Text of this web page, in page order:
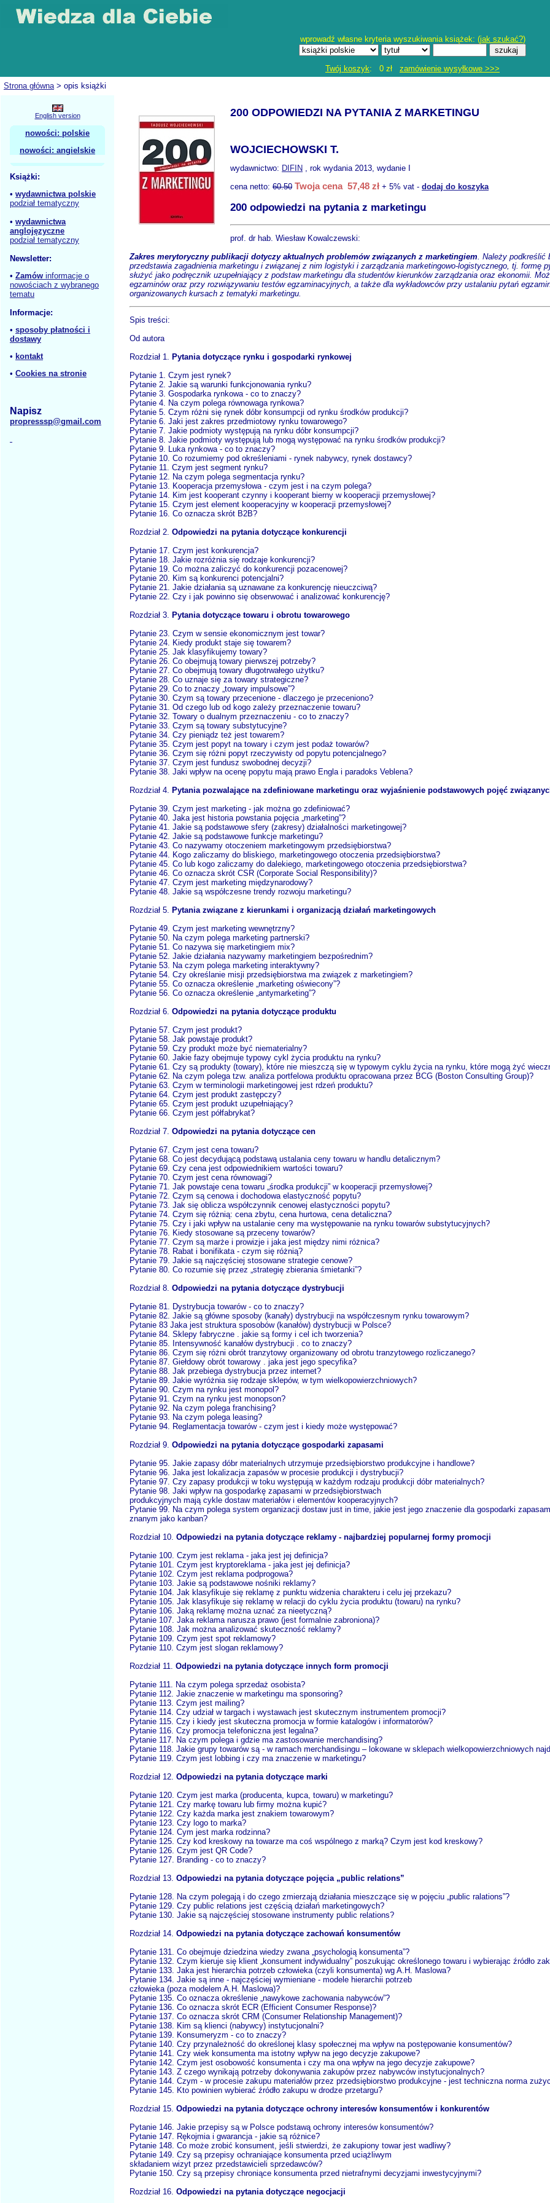
wprowadź własne kryteria wyszukiwania książek: (jak szukać?)
Twój koszyk: 0 zł zamówienie wysyłkowe >>>
Strona główna> opis książki
English version
nowości: polskie
nowości: angielskie
Książki:
• wydawnictwa polskie
podział tematyczny
• wydawnictwa
anglojęzyczne
podział tematyczny
Newsletter:
• Zamów informacje o
nowościach z wybranego
tematu
Informacje:
• sposoby płatności i
dostawy
• kontakt
• Cookies na stronie
Napisz
propresssp@gmail.com
200 ODPOWIEDZI NA PYTANIA Z MARKETINGU
WOJCIECHOWSKI T.
wydawnictwo: DIFIN , rok wydania 2013, wydanie I
cena netto: 60.50 Twoja cena 57,48 zł + 5% vat - dodaj do koszyka
200 odpowiedzi na pytania z marketingu
prof. dr hab. Wiesław Kowalczewski:
Zakres merytoryczny publikacji dotyczy aktualnych problemów związanych z marketingiem. Należy podkreślić
przedstawia zagadnienia marketingu i związanej z nim logistyki i zarządzania marketingowo-logistycznego, tj. formę
służyć jako podręcznik uzupełniający z podstaw marketingu dla studentów kierunków zarządzania oraz ekonomii.
egzaminów oraz przy rozwiązywaniu testów egzaminacyjnych, a także dla wykładowców przy ustalaniu pytań
organizowanych kursach z tematyki marketingu.
Spis treści:
Od autora
Rozdział 1. Pytania dotyczące rynku i gospodarki rynkowej
Pytanie 1. Czym jest rynek?
Pytanie 2. Jakie są warunki funkcjonowania rynku?
Pytanie 3. Gospodarka rynkowa - co to znaczy?
Pytanie 4. Na czym polega równowaga rynkowa?
Pytanie 5. Czym różni się rynek dóbr konsumpcji od rynku środków produkcji?
Pytanie 6. Jaki jest zakres przedmiotowy rynku towarowego?
Pytanie 7. Jakie podmioty występują na rynku dóbr konsumpcji?
Pytanie 8. Jakie podmioty występują lub mogą występować na rynku środków produkcji?
Pytanie 9. Luka rynkowa - co to znaczy?
Pytanie 10. Co rozumiemy pod określeniami - rynek nabywcy, rynek dostawcy?
Pytanie 11. Czym jest segment rynku?
Pytanie 12. Na czym polega segmentacja rynku?
Pytanie 13. Kooperacja przemysłowa - czym jest i na czym polega?
Pytanie 14. Kim jest kooperant czynny i kooperant bierny w kooperacji przemysłowej?
Pytanie 15. Czym jest element kooperacyjny w kooperacji przemysłowej?
Pytanie 16. Co oznacza skrót B2B?
Rozdział 2. Odpowiedzi na pytania dotyczące konkurencji
Pytanie 17. Czym jest konkurencja?
Pytanie 18. Jakie rozróżnia się rodzaje konkurencji?
Pytanie 19. Co można zaliczyć do konkurencji pozacenowej?
Pytanie 20. Kim są konkurenci potencjalni?
Pytanie 21. Jakie działania są uznawane za konkurencję nieuczciwą?
Pytanie 22. Czy i jak powinno się obserwować i analizować konkurencję?
Rozdział 3. Pytania dotyczące towaru i obrotu towarowego
Pytanie 23. Czym w sensie ekonomicznym jest towar?
Pytanie 24. Kiedy produkt staje się towarem?
Pytanie 25. Jak klasyfikujemy towary?
Pytanie 26. Co obejmują towary pierwszej potrzeby?
Pytanie 27. Co obejmują towary długotrwałego użytku?
Pytanie 28. Co uznaje się za towary strategiczne?
Pytanie 29. Co to znaczy „towary impulsowe”?
Pytanie 30. Czym są towary przecenione - dlaczego je przeceniono?
Pytanie 31. Od czego lub od kogo zależy przeznaczenie towaru?
Pytanie 32. Towary o dualnym przeznaczeniu - co to znaczy?
Pytanie 33. Czym są towary substytucyjne?
Pytanie 34. Czy pieniądz też jest towarem?
Pytanie 35. Czym jest popyt na towary i czym jest podaż towarów?
Pytanie 36. Czym się różni popyt rzeczywisty od popytu potencjalnego?
Pytanie 37. Czym jest fundusz swobodnej decyzji?
Pytanie 38. Jaki wpływ na ocenę popytu mają prawo Engla i paradoks Veblena?
Rozdział 4. Pytania pozwalające na zdefiniowane marketingu oraz wyjaśnienie podstawowych pojęć
Pytanie 39. Czym jest marketing - jak można go zdefiniować?
Pytanie 40. Jaka jest historia powstania pojęcia „marketing”?
Pytanie 41. Jakie są podstawowe sfery (zakresy) działalności marketingowej?
Pytanie 42. Jakie są podstawowe funkcje marketingu?
Pytanie 43. Co nazywamy otoczeniem marketingowym przedsiębiorstwa?
Pytanie 44. Kogo zaliczamy do bliskiego, marketingowego otoczenia przedsiębiorstwa?
Pytanie 45. Co lub kogo zaliczamy do dalekiego, marketingowego otoczenia przedsiębiorstwa?
Pytanie 46. Co oznacza skrót CSR (Corporate Social Responsibility)?
Pytanie 47. Czym jest marketing międzynarodowy?
Pytanie 48. Jakie są współczesne trendy rozwoju marketingu?
Rozdział 5. Pytania związane z kierunkami i organizacją działań marketingowych
Pytanie 49. Czym jest marketing wewnętrzny?
Pytanie 50. Na czym polega marketing partnerski?
Pytanie 51. Co nazywa się marketingiem mix?
Pytanie 52. Jakie działania nazywamy marketingiem bezpośrednim?
Pytanie 53. Na czym polega marketing interaktywny?
Pytanie 54. Czy określanie misji przedsiębiorstwa ma związek z marketingiem?
Pytanie 55. Co oznacza określenie „marketing oświecony”?
Pytanie 56. Co oznacza określenie „antymarketing”?
Rozdział 6. Odpowiedzi na pytania dotyczące produktu
Pytanie 57. Czym jest produkt?
Pytanie 58. Jak powstaje produkt?
Pytanie 59. Czy produkt może być niematerialny?
Pytanie 60. Jakie fazy obejmuje typowy cykl życia produktu na rynku?
Pytanie 61. Czy są produkty (towary), które nie mieszczą się w typowym cyklu życia na rynku, które mogą żyć
Pytanie 62. Na czym polega tzw. analiza portfelowa produktu opracowana przez BCG (Boston Consulting Group)?
Pytanie 63. Czym w terminologii marketingowej jest rdzeń produktu?
Pytanie 64. Czym jest produkt zastępczy?
Pytanie 65. Czym jest produkt uzupełniający?
Pytanie 66. Czym jest półfabrykat?
Rozdział 7. Odpowiedzi na pytania dotyczące cen
Pytanie 67. Czym jest cena towaru?
Pytanie 68. Co jest decydującą podstawą ustalania ceny towaru w handlu detalicznym?
Pytanie 69. Czy cena jest odpowiednikiem wartości towaru?
Pytanie 70. Czym jest cena równowagi?
Pytanie 71. Jak powstaje cena towaru „środka produkcji” w kooperacji przemysłowej?
Pytanie 72. Czym są cenowa i dochodowa elastyczność popytu?
Pytanie 73. Jak się oblicza współczynnik cenowej elastyczności popytu?
Pytanie 74. Czym się różnią: cena zbytu, cena hurtowa, cena detaliczna?
Pytanie 75. Czy i jaki wpływ na ustalanie ceny ma występowanie na rynku towarów substytucyjnych?
Pytanie 76. Kiedy stosowane są przeceny towarów?
Pytanie 77. Czym są marże i prowizje i jaka jest między nimi różnica?
Pytanie 78. Rabat i bonifikata - czym się różnią?
Pytanie 79. Jakie są najczęściej stosowane strategie cenowe?
Pytanie 80. Co rozumie się przez „strategię zbierania śmietanki”?
Rozdział 8. Odpowiedzi na pytania dotyczące dystrybucji
Pytanie 81. Dystrybucja towarów - co to znaczy?
Pytanie 82. Jakie są główne sposoby (kanały) dystrybucji na współczesnym rynku towarowym?
Pytanie 83 Jaka jest struktura sposobów (kanałów) dystrybucji w Polsce?
Pytanie 84. Sklepy fabryczne . jakie są formy i cel ich tworzenia?
Pytanie 85. Intensywność kanałów dystrybucji . co to znaczy?
Pytanie 86. Czym się różni obrót tranzytowy organizowany od obrotu tranzytowego rozliczanego?
Pytanie 87. Giełdowy obrót towarowy . jaka jest jego specyfika?
Pytanie 88. Jak przebiega dystrybucja przez internet?
Pytanie 89. Jakie wyróżnia się rodzaje sklepów, w tym wielkopowierzchniowych?
Pytanie 90. Czym na rynku jest monopol?
Pytanie 91. Czym na rynku jest monopson?
Pytanie 92. Na czym polega franchising?
Pytanie 93. Na czym polega leasing?
Pytanie 94. Reglamentacja towarów - czym jest i kiedy może występować?
Rozdział 9. Odpowiedzi na pytania dotyczące gospodarki zapasami
Pytanie 95. Jakie zapasy dóbr materialnych utrzymuje przedsiębiorstwo produkcyjne i handlowe?
Pytanie 96. Jaka jest lokalizacja zapasów w procesie produkcji i dystrybucji?
Pytanie 97. Czy zapasy produkcji w toku występują w każdym rodzaju produkcji dóbr materialnych?
Pytanie 98. Jaki wpływ na gospodarkę zapasami w przedsiębiorstwach
produkcyjnych mają cykle dostaw materiałów i elementów kooperacyjnych?
Pytanie 99. Na czym polega system organizacji dostaw just in time, jakie jest jego znaczenie dla gospodarki
znanym jako kanban?
Rozdział 10. Odpowiedzi na pytania dotyczące reklamy - najbardziej popularnej formy promocji
Pytanie 100. Czym jest reklama - jaka jest jej definicja?
Pytanie 101. Czym jest kryptoreklama - jaka jest jej definicja?
Pytanie 102. Czym jest reklama podprogowa?
Pytanie 103. Jakie są podstawowe nośniki reklamy?
Pytanie 104. Jak klasyfikuje się reklamę z punktu widzenia charakteru i celu jej przekazu?
Pytanie 105. Jak klasyfikuje się reklamę w relacji do cyklu życia produktu (towaru) na rynku?
Pytanie 106. Jaką reklamę można uznać za nieetyczną?
Pytanie 107. Jaka reklama narusza prawo (jest formalnie zabroniona)?
Pytanie 108. Jak można analizować skuteczność reklamy?
Pytanie 109. Czym jest spot reklamowy?
Pytanie 110. Czym jest slogan reklamowy?
Rozdział 11. Odpowiedzi na pytania dotyczące innych form promocji
Pytanie 111. Na czym polega sprzedaż osobista?
Pytanie 112. Jakie znaczenie w marketingu ma sponsoring?
Pytanie 113. Czym jest mailing?
Pytanie 114. Czy udział w targach i wystawach jest skutecznym instrumentem promocji?
Pytanie 115. Czy i kiedy jest skuteczna promocja w formie katalogów i informatorów?
Pytanie 116. Czy promocja telefoniczna jest legalna?
Pytanie 117. Na czym polega i gdzie ma zastosowanie merchandising?
Pytanie 118. Jakie grupy towarów są - w ramach merchandisingu – lokowane w sklepach wielkopowierzchniowych
Pytanie 119. Czym jest lobbing i czy ma znaczenie w marketingu?
Rozdział 12. Odpowiedzi na pytania dotyczące marki
Pytanie 120. Czym jest marka (producenta, kupca, towaru) w marketingu?
Pytanie 121. Czy markę towaru lub firmy można kupić?
Pytanie 122. Czy każda marka jest znakiem towarowym?
Pytanie 123. Czy logo to marka?
Pytanie 124. Cym jest marka rodzinna?
Pytanie 125. Czy kod kreskowy na towarze ma coś wspólnego z marką? Czym jest kod kreskowy?
Pytanie 126. Czym jest QR Code?
Pytanie 127. Branding - co to znaczy?
Rozdział 13. Odpowiedzi na pytania dotyczące pojęcia „public relations”
Pytanie 128. Na czym polegają i do czego zmierzają działania mieszczące się w pojęciu „public ralations”?
Pytanie 129. Czy public relations jest częścią działań marketingowych?
Pytanie 130. Jakie są najczęściej stosowane instrumenty public relations?
Rozdział 14. Odpowiedzi na pytania dotyczące zachowań konsumentów
Pytanie 131. Co obejmuje dziedzina wiedzy zwana „psychologią konsumenta”?
Pytanie 132. Czym kieruje się klient „konsument indywidualny” poszukując określonego towaru i wybierając źródło
Pytanie 133. Jaka jest hierarchia potrzeb człowieka (czyli konsumenta) wg A.H. Maslowa?
Pytanie 134. Jakie są inne - najczęściej wymieniane - modele hierarchii potrzeb
człowieka (poza modelem A.H. Maslowa)?
Pytanie 135. Co oznacza określenie „nawykowe zachowania nabywców”?
Pytanie 136. Co oznacza skrót ECR (Efficient Consumer Response)?
Pytanie 137. Co oznacza skrót CRM (Consumer Relationship Management)?
Pytanie 138. Kim są klienci (nabywcy) instytucjonalni?
Pytanie 139. Konsumeryzm - co to znaczy?
Pytanie 140. Czy przynależność do określonej klasy społecznej ma wpływ na postępowanie konsumentów?
Pytanie 141. Czy wiek konsumenta ma istotny wpływ na jego decyzje zakupowe?
Pytanie 142. Czym jest osobowość konsumenta i czy ma ona wpływ na jego decyzje zakupowe?
Pytanie 143. Z czego wynikają potrzeby dokonywania zakupów przez nabywców instytucjonalnych?
Pytanie 144. Czym - w procesie zakupu materiałów przez przedsiębiorstwo produkcyjne - jest techniczna norma
Pytanie 145. Kto powinien wybierać źródło zakupu w drodze przetargu?
Rozdział 15. Odpowiedzi na pytania dotyczące ochrony interesów konsumentów i konkurentów
Pytanie 146. Jakie przepisy są w Polsce podstawą ochrony interesów konsumentów?
Pytanie 147. Rękojmia i gwarancja - jakie są różnice?
Pytanie 148. Co może zrobić konsument, jeśli stwierdzi, że zakupiony towar jest wadliwy?
Pytanie 149. Czy są przepisy ochraniające konsumenta przed uciążliwym
składaniem wizyt przez przedstawicieli sprzedawców?
Pytanie 150. Czy są przepisy chroniące konsumenta przed nietrafnymi decyzjami inwestycyjnymi?
Rozdział 16. Odpowiedzi na pytania dotyczące negocjacji